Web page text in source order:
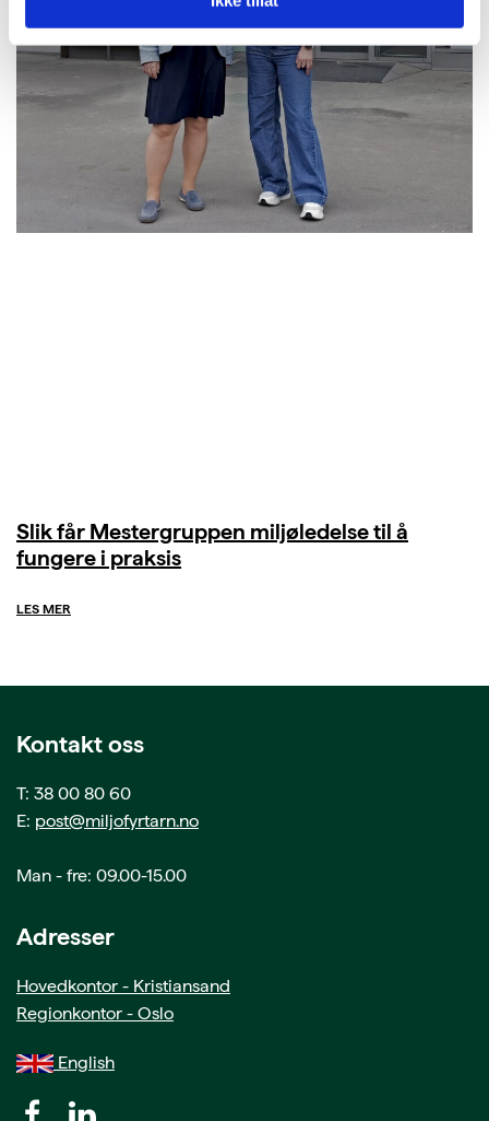
Slik får Mestergruppen miljøledelse til å
fungere i praksis
LES MER
Kontakt oss
T: 38 00 80 60
E: post@miljofyrtarn.no
Man - fre: 09.00-15.00
Adresser
Hovedkontor - Kristiansand
Regionkontor - Oslo
English